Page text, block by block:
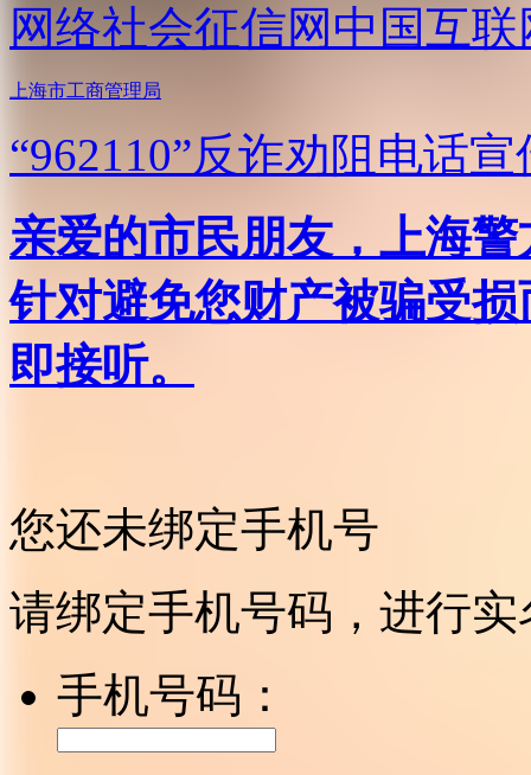
网络社会征信网 中国互
上海市工商管理局
“962110”反诈劝阻电话宣
亲爱的市民朋友，上海
针对避免您财产被骗受
即接听。
您还未绑定手机号
请绑定手机号码，进行
手机号码：